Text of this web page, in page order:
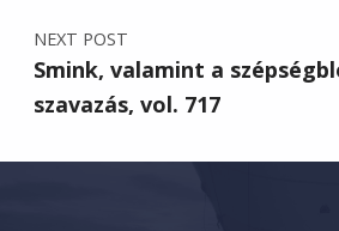
NEXT POST
Smink, valamint a
szavazás, vol. 717